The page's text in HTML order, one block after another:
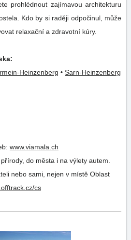
prohlédnout zajímavou architekturu
může
relaxační a zdravotní kúry.
Heinzenberg • Sarn-Heinzenberg
www.viamala.ch
do města i na výlety autem.
nebo sami, nejen v místě Oblast
cs